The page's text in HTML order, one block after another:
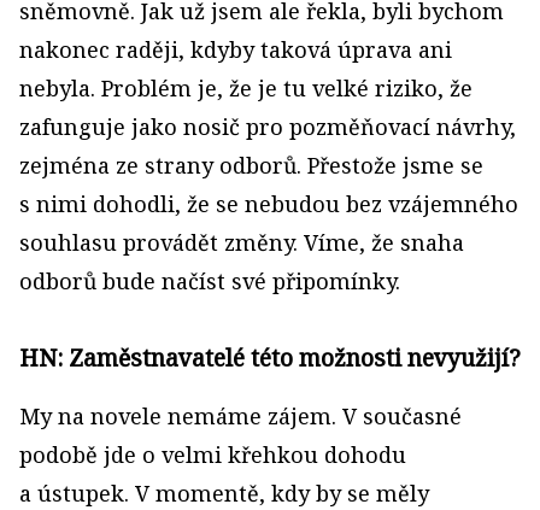
sněmovně. Jak už jsem ale řekla, byli bychom
nakonec raději, kdyby taková úprava ani
nebyla. Problém je, že je tu velké riziko, že
zafunguje jako nosič pro pozměňovací návrhy,
zejména ze strany odborů. Přestože jsme se
s nimi dohodli, že se nebudou bez vzájemného
souhlasu provádět změny. Víme, že snaha
odborů bude načíst své připomínky.
HN: Zaměstnavatelé této možnosti nevyužijí?
My na novele nemáme zájem. V současné
podobě jde o velmi křehkou dohodu
a ústupek. V momentě, kdy by se měly